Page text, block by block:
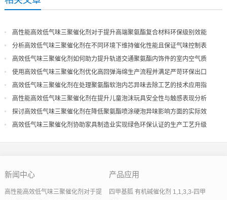
高性能高效低气味三聚催化剂对于提升高端聚氨酯复合材料环保级别效能
分析高效低气味三聚催化剂在不同环境下维持催化性能且保证气味控制表
现
高效低气味三聚催化剂如何助力提升轨道交通聚氨酯内饰件的室内空气质
量
使用高效低气味三聚催化剂优化高回弹海绵生产流程并满足严苛环保出口
高效低气味三聚催化剂在处理聚氨酯软泡内芯异味去除工艺的技术应用指
导
高性能高效低气味三聚催化剂在提升儿童泡沫玩具安全性与触感表现分析
探讨高效低气味三聚催化剂在降低聚氨酯喷涂硬泡异味影响方面的实际效
果
高效低气味三聚催化剂协助家具制造业实现绿色环保认证的生产工艺升级
新闻中心
高性能高效低气味三聚催化剂对于提
产品应用
四甲基胍 有机碱催化剂 1,1,3,3-四甲